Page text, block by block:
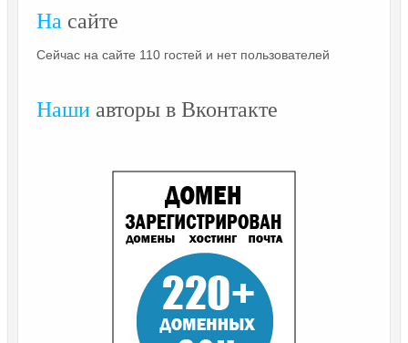
На сайте
Сейчас на сайте 110 гостей и нет пользователей
Наши авторы в Вконтакте